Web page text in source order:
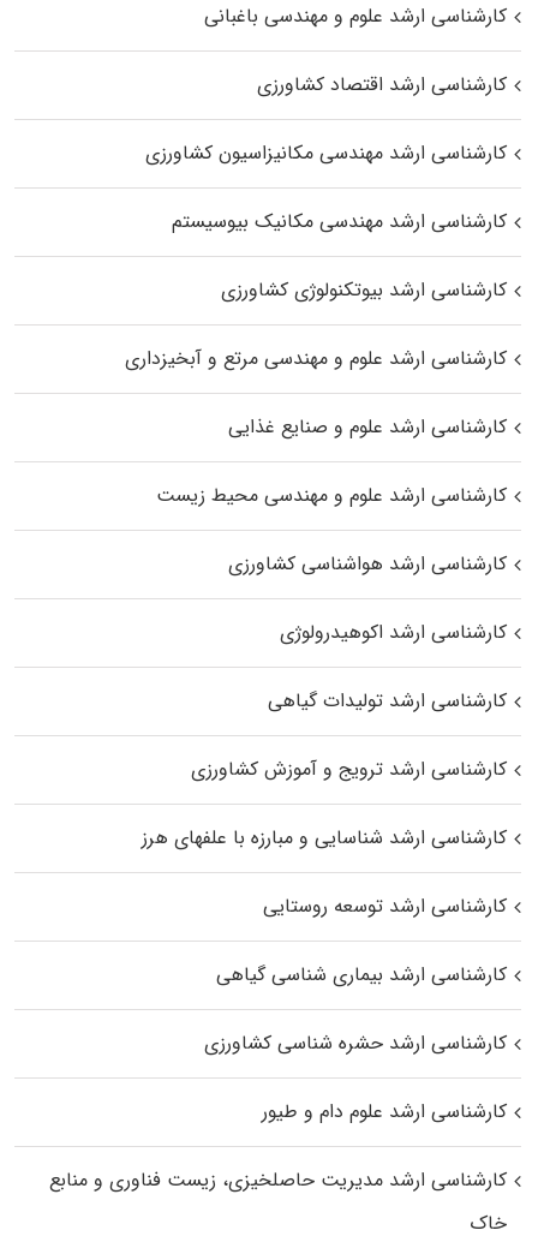
کارشناسی ارشد علوم و مهندسی باغبانی
کارشناسی ارشد اقتصاد کشاورزی
کارشناسی ارشد مهندسی مکانیزاسیون کشاورزی
کارشناسی ارشد مهندسی مکانیک بیوسیستم
کارشناسی ارشد بیوتکنولوژی کشاورزی
کارشناسی ارشد علوم و مهندسی مرتع و آبخیزداری
کارشناسی ارشد علوم و صنایع غذایی
کارشناسی ارشد علوم و مهندسی محیط زیست
کارشناسی ارشد هواشناسی کشاورزی
کارشناسی ارشد اکوهیدرولوژی
کارشناسی ارشد تولیدات گیاهی
کارشناسی ارشد ترویج و آموزش کشاورزی
کارشناسی ارشد شناسایی و مبارزه با علفهای هرز
کارشناسی ارشد توسعه روستایی
کارشناسی ارشد بیماری‌ شناسی گیاهی
کارشناسی ارشد حشره‌ شناسی کشاورزی
کارشناسی ارشد علوم دام و طیور
کارشناسی ارشد مدیریت حاصلخیزی، زیست فناوری و منابع
خاک